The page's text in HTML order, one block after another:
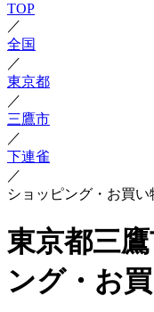
TOP
／
全国
／
東京都
／
三鷹市
／
下連雀
／
ショッピング・お買い
東京都三
ング・お